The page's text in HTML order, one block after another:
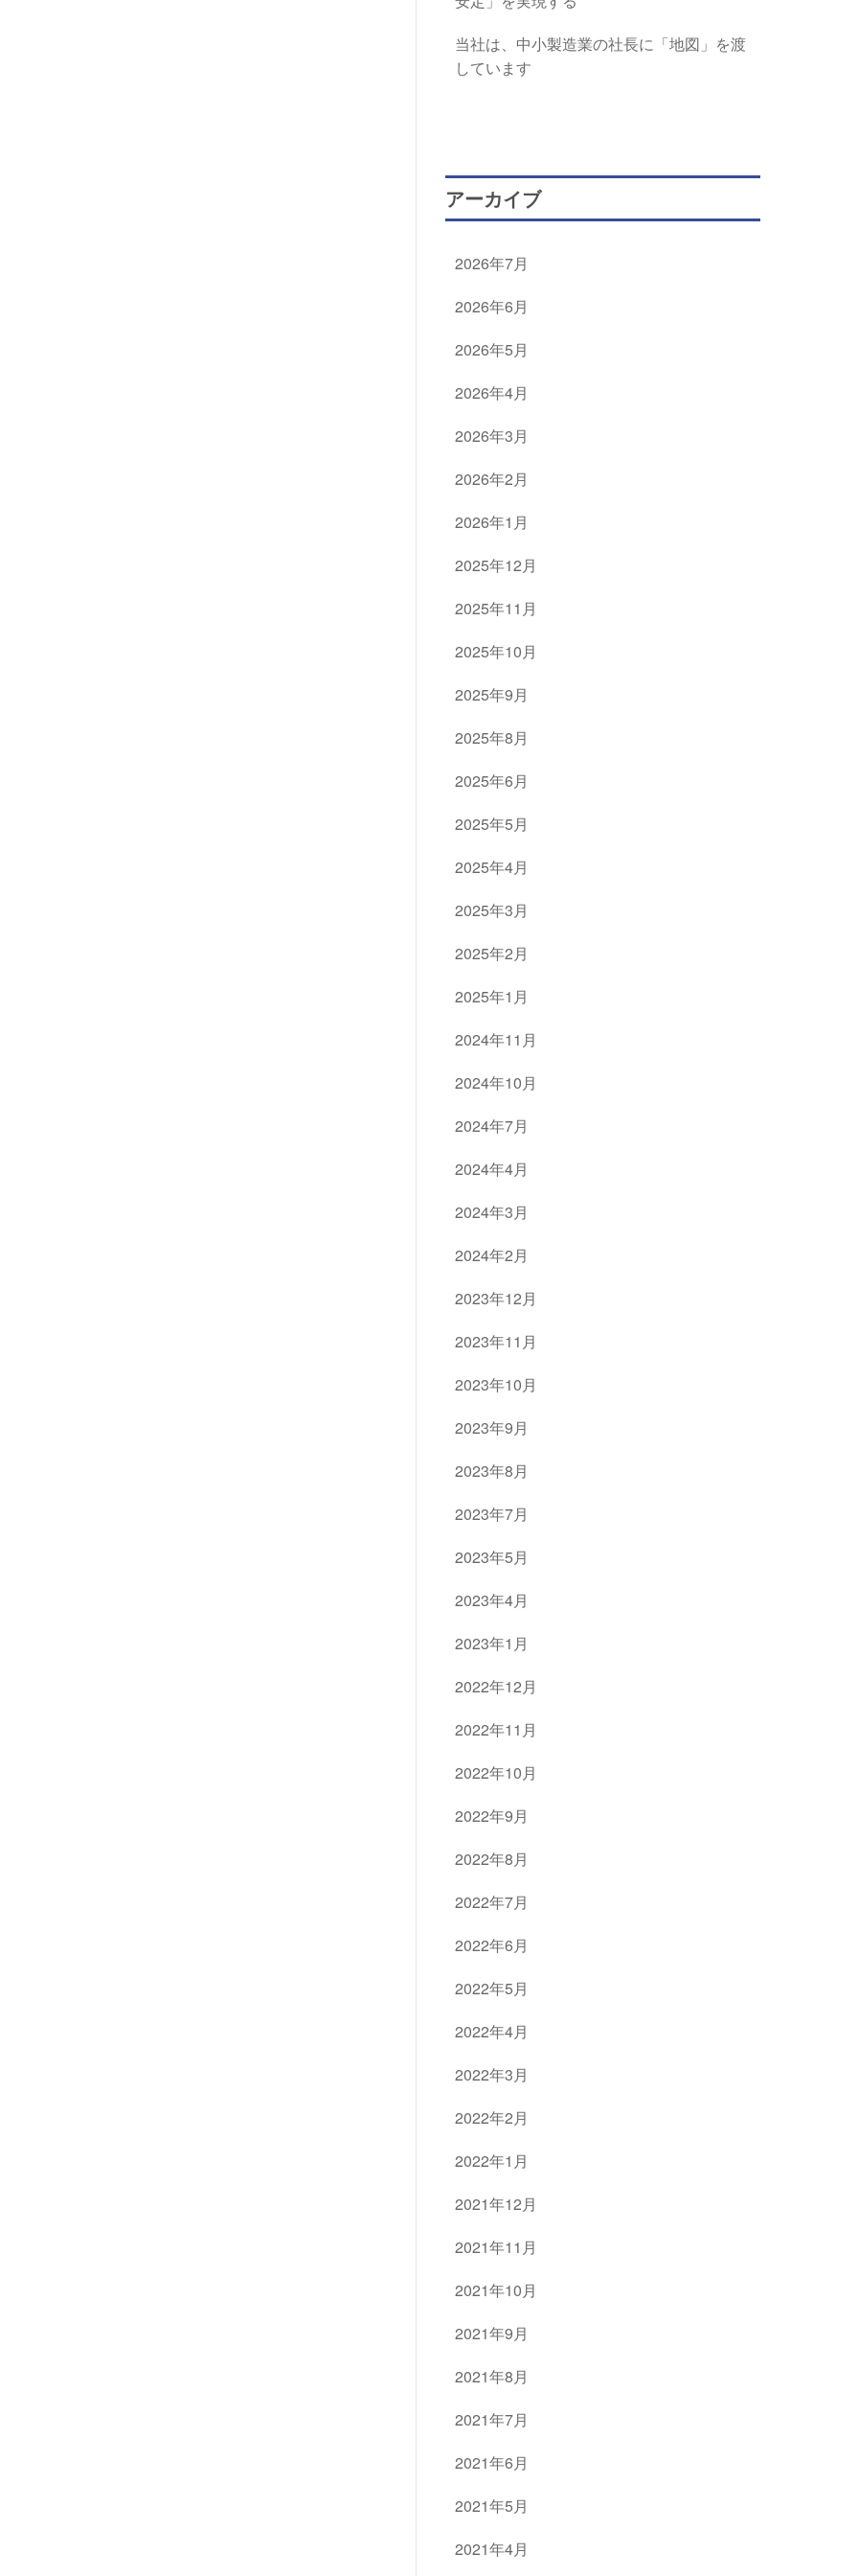
当社は、中小製造業の社長に「地図」を渡
しています
アーカイブ
2026年7月
2026年6月
2026年5月
2026年4月
2026年3月
2026年2月
2026年1月
2025年12月
2025年11月
2025年10月
2025年9月
2025年8月
2025年6月
2025年5月
2025年4月
2025年3月
2025年2月
2025年1月
2024年11月
2024年10月
2024年7月
2024年4月
2024年3月
2024年2月
2023年12月
2023年11月
2023年10月
2023年9月
2023年8月
2023年7月
2023年5月
2023年4月
2023年1月
2022年12月
2022年11月
2022年10月
2022年9月
2022年8月
2022年7月
2022年6月
2022年5月
2022年4月
2022年3月
2022年2月
2022年1月
2021年12月
2021年11月
2021年10月
2021年9月
2021年8月
2021年7月
2021年6月
2021年5月
2021年4月